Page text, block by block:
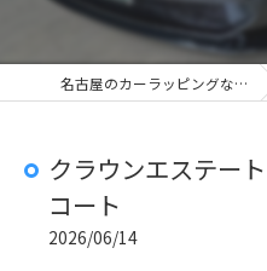
名古屋のカーラッピングなら株式会社クリスタルガード
クラウンエステー
コート
2026/06/14